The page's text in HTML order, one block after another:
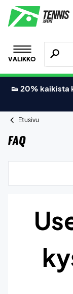
VALIKKO
Hae
👟 20% kaikista
Etusivu
FAQ